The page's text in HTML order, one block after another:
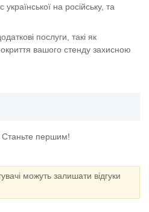
на російську, та
послуги, такі як
вашого стенду захисною
Станьте першим!
можуть залишати відгуки